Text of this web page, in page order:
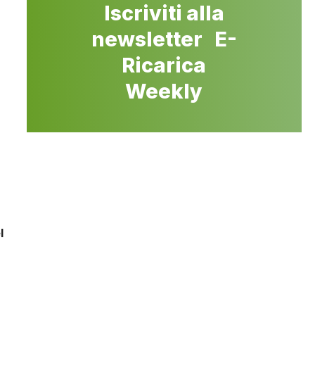
Iscriviti alla
newsletter E-
Ricarica
Weekly